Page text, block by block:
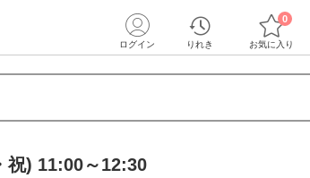
ログイン りれき お気に入り
0
祝) 11:00～12:30